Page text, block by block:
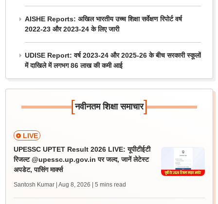
AISHE Reports: अखिल भारतीय उच्च शिक्षा सर्वेक्षण रिपोर्ट वर्ष
2022-23 और 2023-24 के लिए जारी
UDISE Report: वर्ष 2023-24 और 2025-26 के बीच सरकारी स्कूलों
में दाखिले में लगभग 86 लाख की कमी आई
[नवीनतम शिक्षा समाचार]
LIVE
UPESSC UPTET Result 2026 LIVE: यूपीटीईटी
रिजल्ट @upessc.up.gov.in पर जल्द, जानें लेटेस्ट
अपडेट, पासिंग मार्क्स
Santosh Kumar | Aug 8, 2026 | 5 mins read